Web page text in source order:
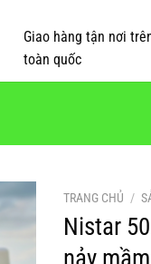
Giao hàng tận nơi
toàn quốc
TRANG CHỦ /
Nistar